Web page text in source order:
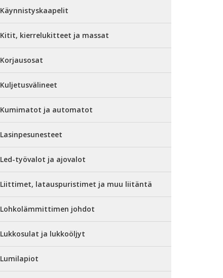
Käynnistyskaapelit
Kitit, kierrelukitteet ja massat
Korjausosat
Kuljetusvälineet
Kumimatot ja automatot
Lasinpesunesteet
Led-työvalot ja ajovalot
Liittimet, latauspuristimet ja muu liitäntä
Lohkolämmittimen johdot
Lukkosulat ja lukkoöljyt
Lumilapiot